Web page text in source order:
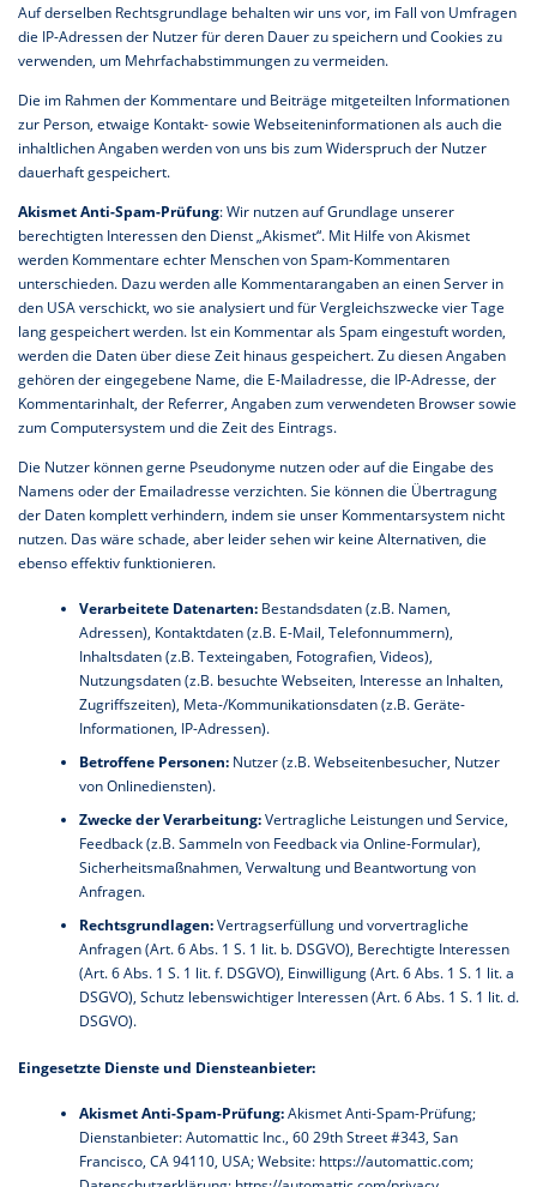
Auf derselben Rechtsgrundlage behalten wir uns vor, im Fall von Umfragen
die IP-Adressen der Nutzer für deren Dauer zu speichern und Cookies zu
verwenden, um Mehrfachabstimmungen zu vermeiden.
Die im Rahmen der Kommentare und Beiträge mitgeteilten Informationen
zur Person, etwaige Kontakt- sowie Webseiteninformationen als auch die
inhaltlichen Angaben werden von uns bis zum Widerspruch der Nutzer
dauerhaft gespeichert.
Akismet Anti-Spam-Prüfung: Wir nutzen auf Grundlage unserer
berechtigten Interessen den Dienst „Akismet“. Mit Hilfe von Akismet
werden Kommentare echter Menschen von Spam-Kommentaren
unterschieden. Dazu werden alle Kommentarangaben an einen Server in
den USA verschickt, wo sie analysiert und für Vergleichszwecke vier Tage
lang gespeichert werden. Ist ein Kommentar als Spam eingestuft worden,
werden die Daten über diese Zeit hinaus gespeichert. Zu diesen Angaben
gehören der eingegebene Name, die E-Mailadresse, die IP-Adresse, der
Kommentarinhalt, der Referrer, Angaben zum verwendeten Browser sowie
zum Computersystem und die Zeit des Eintrags.
Die Nutzer können gerne Pseudonyme nutzen oder auf die Eingabe des
Namens oder der Emailadresse verzichten. Sie können die Übertragung
der Daten komplett verhindern, indem sie unser Kommentarsystem nicht
nutzen. Das wäre schade, aber leider sehen wir keine Alternativen, die
ebenso effektiv funktionieren.
Verarbeitete Datenarten:Bestandsdaten (z.B. Namen,
Adressen), Kontaktdaten (z.B. E-Mail, Telefonnummern),
Inhaltsdaten (z.B. Texteingaben, Fotografien, Videos),
Nutzungsdaten (z.B. besuchte Webseiten, Interesse an Inhalten,
Zugriffszeiten), Meta-/Kommunikationsdaten (z.B. Geräte-
Informationen, IP-Adressen).
Betroffene Personen:Nutzer (z.B. Webseitenbesucher, Nutzer
von Onlinediensten).
Zwecke der Verarbeitung:Vertragliche Leistungen und Service,
Feedback (z.B. Sammeln von Feedback via Online-Formular),
Sicherheitsmaßnahmen, Verwaltung und Beantwortung von
Anfragen.
Rechtsgrundlagen:Vertragserfüllung und vorvertragliche
Anfragen (Art. 6 Abs. 1 S. 1 lit. b. DSGVO), Berechtigte Interessen
(Art. 6 Abs. 1 S. 1 lit. f. DSGVO), Einwilligung (Art. 6 Abs. 1 S. 1 lit. a
DSGVO), Schutz lebenswichtiger Interessen (Art. 6 Abs. 1 S. 1 lit. d.
DSGVO).
Eingesetzte Dienste und Diensteanbieter:
Akismet Anti-Spam-Prüfung:Akismet Anti-Spam-Prüfung;
Dienstanbieter: Automattic Inc., 60 29th Street #343, San
Francisco, CA 94110, USA; Website: https://automattic.com;